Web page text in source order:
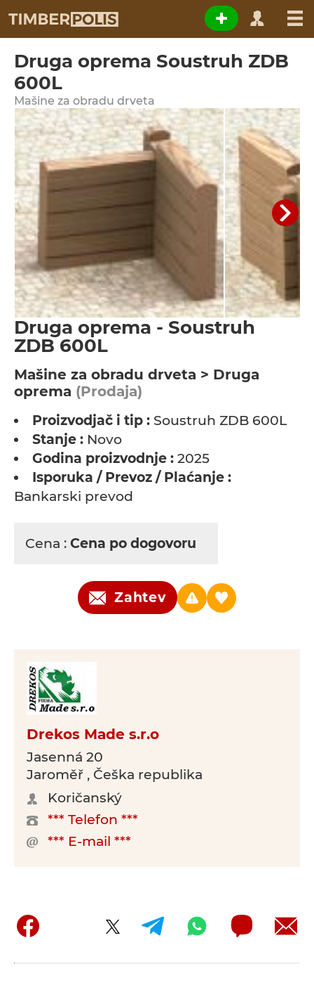
Druga oprema Soustruh ZDB
600L
Мašine za obradu drveta
Druga oprema - Soustruh
ZDB 600L
Мašine za obradu drveta > Druga
oprema (Prodaja)
Proizvodjač i tip : Soustruh ZDB 600L
Stanje : Novo
Godina proizvodnje : 2025
Isporuka / Prevoz / Plaćanje :
Bankarski prevod
Cena : Cena po dogovoru
Zahtev
Drekos Made s.r.o
Jasenná 20
Jaroměř , Češka republika
Koričanský
*** Telefon ***
*** E-mail ***